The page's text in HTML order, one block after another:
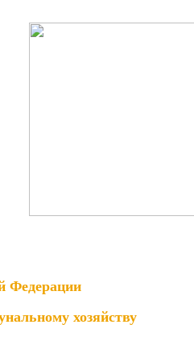
Федерации
хозяйству